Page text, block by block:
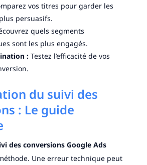
vos titres pour garder les
persuasifs.
quels segments
sont les plus engagés.
:Testez l’efficacité de vos
du suivi des
: Le guide
des conversions Google Ads
Une erreur technique peut